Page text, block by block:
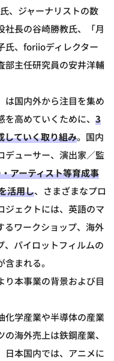
、ジャーナリストの数
社長の谷崎勝教氏、「月
氏、foriioディレクター
部主任研究員の安井洋輔
は国内外から注目を集め
高めていくために、 3
していく取り組み。国内
デューサー、演出家／監
アーティスト等育成事
活用し、さまざまなプロ
ジェクトには、英語のマ
るワークショップ、海外
、パイロットフィルムの
まれる。
り本事業の背景および目
化学産業や半導体の産業
海外売上は鉄鋼産業、
日本国内では、アニメに